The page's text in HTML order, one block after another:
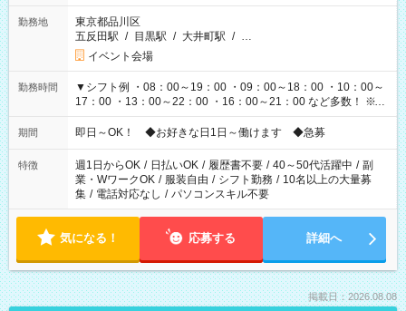
勤務地
東京都品川区
五反田駅 / 目黒駅 / 大井町駅 / …
イベント会場
勤務時間
▼シフト例 ・08：00～19：00 ・09：00～18：00 ・10：00～
17：00 ・13：00～22：00 ・16：00～21：00 など多数！ ※お
仕事により勤務時間が異なります
期間 即日～OK！ ◆お好きな日1日～働けます ◆急募
特徴 週1日からOK / 日払いOK / 履歴書不要 / 40～50代活躍中 / 副
業・WワークOK / 服装自由 / シフト勤務 / 10名以上の大量募
集 / 電話対応なし / パソコンスキル不要
気になる！ 応募する 詳細へ
掲載日：2026.08.08